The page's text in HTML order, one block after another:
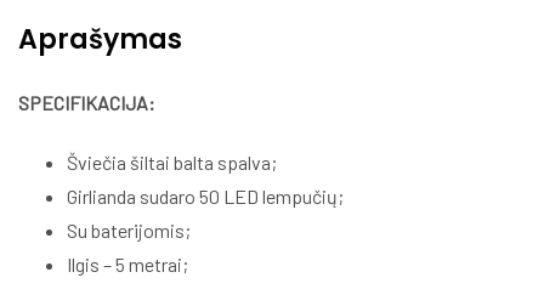
Aprašymas
SPECIFIKACIJA:
Šviečia šiltai balta spalva;
Girlianda sudaro 50 LED lempučių;
Su baterijomis;
Ilgis – 5 metrai;